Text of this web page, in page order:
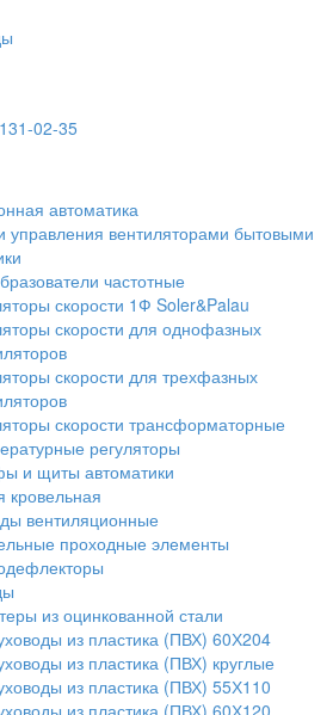
02-35
автоматика
управления вентиляторами бытовыми
частотные
скорости 1Ф Soler&Palau
скорости для однофазных
скорости для трехфазных
скорости трансформаторные
регуляторы
и щиты автоматики
кровельная
вентиляционные
проходные элементы
из оцинкованной стали
из пластика (ПВХ) 60Х204
из пластика (ПВХ) круглые
из пластика (ПВХ) 55Х110